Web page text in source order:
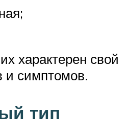
характерен свой
и симптомов.
тип